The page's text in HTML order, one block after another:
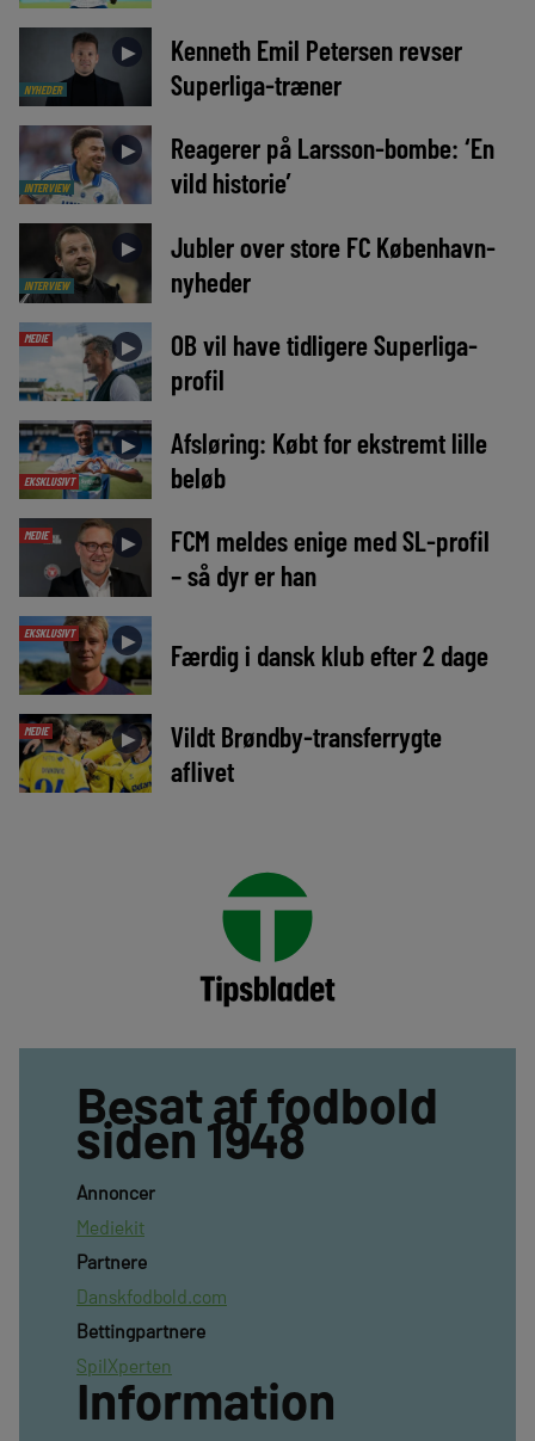
NYHEDER
►
Kenneth Emil Petersen revser
Superliga-træner
INTERVIEW
►
Reagerer på Larsson-bombe: ‘En
vild historie’
INTERVIEW
►
Jubler over store FC København-
nyheder
MEDIE ►
OB vil have tidligere Superliga-
profil
EKSKLUSIVT
►
Afsløring: Købt for ekstremt lille
beløb
MEDIE ►
FCM meldes enige med SL-profil
– så dyr er han
EKSKLUSIVT ► Færdig i dansk klub efter 2 dage
MEDIE ►
Vildt Brøndby-transferrygte
aflivet
Besat af fodbold
siden 1948
Annoncer
Mediekit
Partnere
Danskfodbold.com
Bettingpartnere
SpilXperten
Information